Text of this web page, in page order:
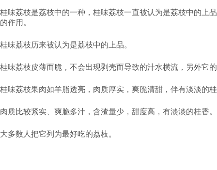
桂味荔枝是荔枝中的一种，桂味荔枝一直被认为是荔枝中的上
的作用。
桂味荔枝历来被认为是荔枝中的上品。
桂味荔枝皮薄而脆，不会出现剥壳而导致的汁水横流，另外它
桂味荔枝果肉如羊脂透亮，肉质厚实，爽脆清甜，伴有淡淡的
肉质比较紧实、爽脆多汁，含渣量少，甜度高，有淡淡的桂香。
大多数人把它列为最好吃的荔枝。